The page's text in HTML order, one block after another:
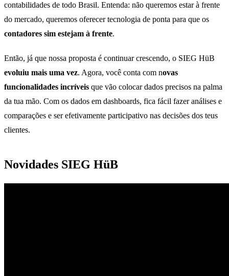
contabilidades de todo Brasil. Entenda: não queremos estar à frente
do mercado, queremos oferecer tecnologia de ponta para que os
contadores sim estejam à frente.
Então, já que nossa proposta é continuar crescendo, o SIEG HüB
evoluiu mais uma vez. Agora, você conta com novas
funcionalidades incríveis que vão colocar dados precisos na palma
da tua mão. Com os dados em dashboards, fica fácil fazer análises e
comparações e ser efetivamente participativo nas decisões dos teus
clientes.
Novidades SIEG HüB